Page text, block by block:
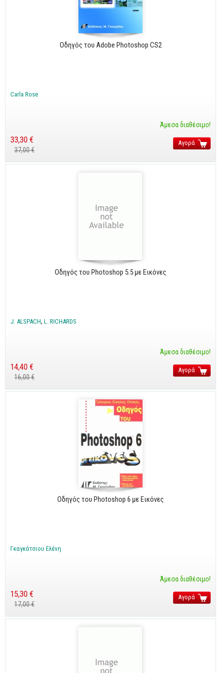
Γραφικά
Photoshop
Πολυμέσα
Web Design
Προγραμματισμός
Προσωπική Βελτίωση
Μηχανολόγων
Γεωπονικά
Προσφορές
Οδηγός του Adobe Photoshop CS2
Carla Rose
Άμεσα διαθέσιμο!
33,30 €
37,00 €
Αγορά
Οδηγός του Photoshop 5.5 με Εικόνες
J. ALSPACH L. RICHARDS
Άμεσα διαθέσιμο!
14,40 €
16,00 €
Αγορά
Οδηγός του Photoshop 6 με Εικόνες
Γκαγκάτσιου Ελένη
Άμεσα διαθέσιμο!
15,30 €
17,00 €
Αγορά